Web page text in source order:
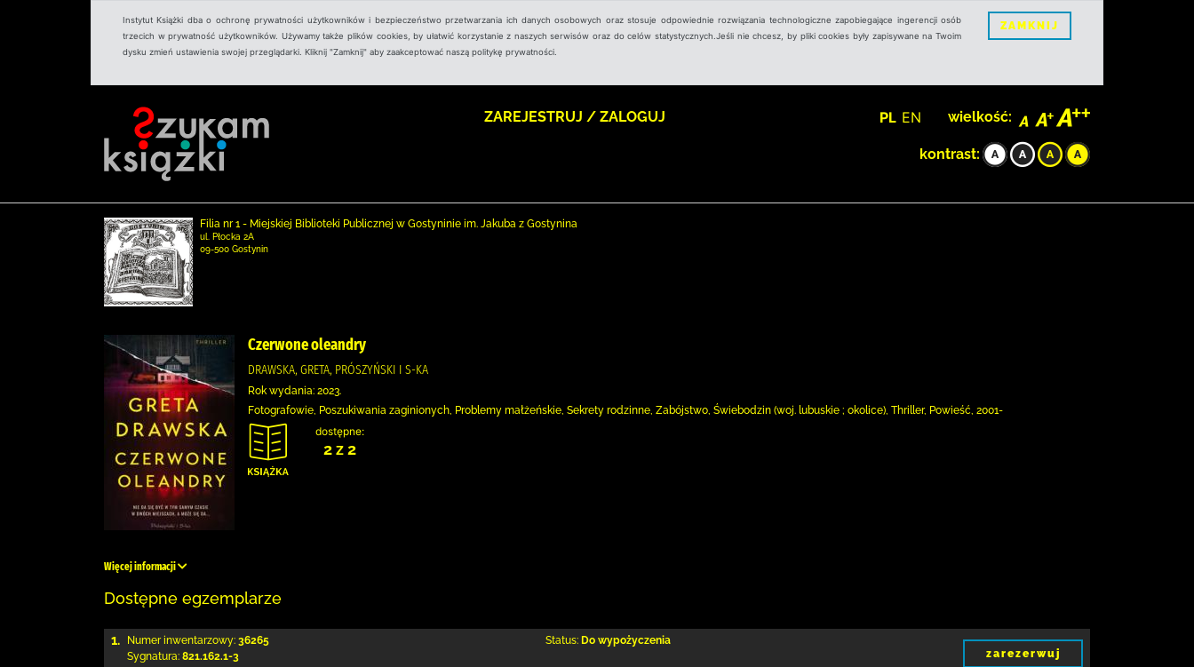
Instytut Książki dba o ochronę prywatności użytkowników i bezpieczeństwo przetwarzania ich danych osobowych oraz stosuje odpowiednie rozwiązania technologiczne zapobiegające ingerencji osób
trzecich w prywatność użytkowników. Używamy także plików cookies, by ułatwić korzystanie z naszych serwisów oraz do celów statystycznych.Jeśli nie chcesz, by pliki cookies były zapisywane na Twoim
dysku zmień ustawienia swojej przeglądarki. Kliknij "Zamknij" aby zaakceptować naszą politykę prywatności.
ZAMKNIJ
ZAREJESTRUJ / ZALOGUJ PL EN wielkość:
kontrast:
Filia nr 1 - Miejskiej Biblioteki Publicznej w Gostyninie im. Jakuba z Gostynina
ul. Płocka 2A
09-500 Gostynin
Czerwone oleandry
DRAWSKA, GRETA, PRÓSZYŃSKI I S-KA
Rok wydania: 2023.
Fotografowie, Poszukiwania zaginionych, Problemy małżeńskie, Sekrety rodzinne, Zabójstwo, Świebodzin (woj. lubuskie ; okolice), Thriller, Powieść, 2001-
dostępne:
2 z 2
Więcej informacji
Dostępne egzemplarze
1. Numer inwentarzowy: 36265
Sygnatura: 821.162.1-3
Status: Do wypożyczenia
zarezerwuj